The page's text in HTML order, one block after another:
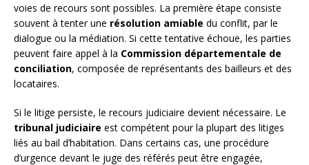
voies de recours sont possibles. La première étape consiste
souvent à tenter une résolution amiable du conflit, par le
dialogue ou la médiation. Si cette tentative échoue, les parties
peuvent faire appel à la Commission départementale de
conciliation, composée de représentants des bailleurs et des
locataires.
Si le litige persiste, le recours judiciaire devient nécessaire. Le
tribunal judiciaire est compétent pour la plupart des litiges
liés au bail d’habitation. Dans certains cas, une procédure
d’urgence devant le juge des référés peut être engagée,